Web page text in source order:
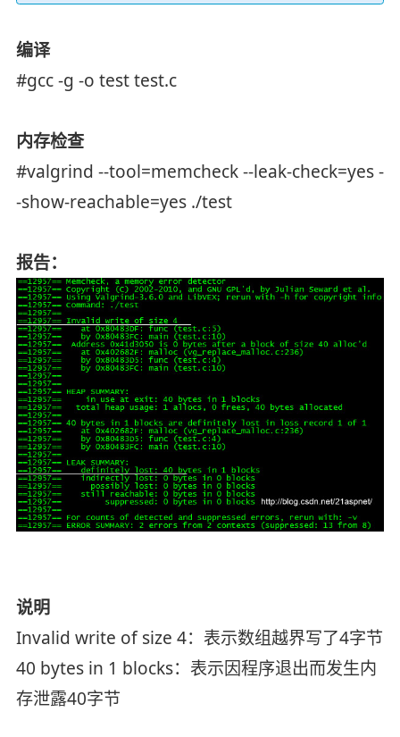
编译
#gcc -g -o test test.c
内存检查
#valgrind --tool=memcheck --leak-check=yes -
-show-reachable=yes ./test
报告：
说明
Invalid write of size 4：表示数组越界写了4字节
40 bytes in 1 blocks：表示因程序退出而发生内
存泄露40字节